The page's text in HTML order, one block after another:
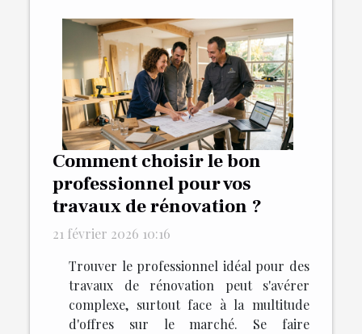
Comment choisir le bon
professionnel pour vos
travaux de rénovation ?
21 février 2026 10:16
Trouver le professionnel idéal pour des
travaux de rénovation peut s'avérer
complexe, surtout face à la multitude
d'offres sur le marché. Se faire